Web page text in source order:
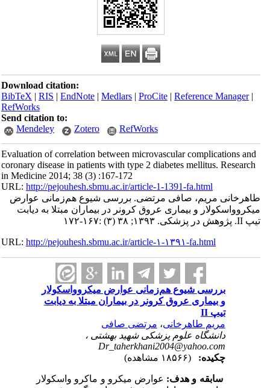
Download citation:
BibTeX|RIS|EndNote|Medlars|ProCite|Reference Manager
RefWorks
Send citation to:
Mendeley
Zotero RefWorks
Evaluation of correlation between microvascular complications and
coronary disease in patients with type 2 diabetes mellitus. Research
in Medicine 2014; 38 (3) :167-172
URL:http://pejouhesh.sbmu.ac.ir/article-1-1391-fa.html
طاهرخانی مریم، صافی مرتضی. بررسی شیوع هم‌زمانی عوارض
میکروواسکولار و بیماری عروق کرونر در بیماران مبتلا به دیابت
تیپ II. پژوهش در پزشکی. ۱۳۹۳; ۳۸ (۳) :۱۶۷-۱۷۲
URL:http://pejouhesh.sbmu.ac.ir/article-۱-۱۳۹۱-fa.html
بررسی شیوع هم‌زمانی عوارض میکروواسکولار
و بیماری عروق کرونر در بیماران مبتلا به دیابت
تیپ II
مریم طاهرخانی،مرتضی صافی
دانشگاه علوم پزشکی شهید بهشتی ،
Dr_taherkhani2004@yahoo.com
چکیده:
سابقه و هدف:عوارض میکرو و ماکرو واسکولار